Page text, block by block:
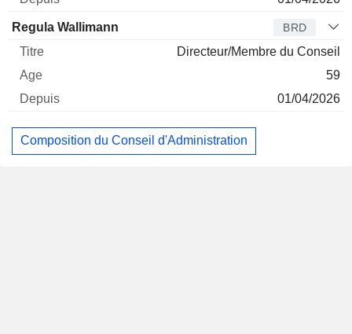
Regula Wallimann BRD
Directeur/Membre du Conseil
59
01/04/2026
Composition du Conseil d'Administration